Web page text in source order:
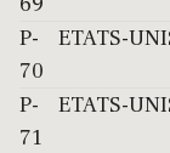
P-
70
ETATS-
P-
71
ETATS-